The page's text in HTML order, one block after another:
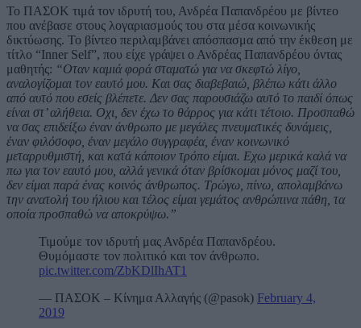
Το ΠΑΣΟΚ τιμά τον ιδρυτή του, Ανδρέα Παπανδρέου με βίντεο
που ανέβασε στους λογαριασμούς του στα μέσα κοινωνικής
δικτύωσης. Το βίντεο περιλαμβάνει απόσπασμα από την έκθεση με
τίτλο “Inner Self”, που είχε γράψει ο Ανδρέας Παπανδρέου όντας
μαθητής: “Οταν καμιά φορά σταματώ για να σκεφτώ λίγο,
αναλογίζομαι τον εαυτό μου. Και σας διαβεβαιώ, βλέπω κάτι άλλο
από αυτό που εσείς βλέπετε. Δεν σας παρουσιάζω αυτό το παιδί όπως
είναι στ’ αλήθεια. Οχι, δεν έχω το θάρρος για κάτι τέτοιο. Προσπαθώ
να σας επιδείξω έναν άνθρωπο με μεγάλες πνευματικές δυνάμεις,
έναν φιλόσοφο, έναν μεγάλο συγγραφέα, έναν κοινωνικό
μεταρρυθμιστή, και κατά κάποιον τρόπο είμαι. Εχω μερικά καλά να
πω για τον εαυτό μου, αλλά γενικά όταν βρίσκομαι μόνος μαζί του,
δεν είμαι παρά ένας κοινός άνθρωπος. Τρώγω, πίνω, απολαμβάνω
την ανατολή του ήλιου και τέλος είμαι γεμάτος ανθρώπινα πάθη, τα
οποία προσπαθώ να αποκρύψω.”
Τιμούμε τον ιδρυτή μας Ανδρέα Παπανδρέου.
Θυμόμαστε τον πολιτικό και τον άνθρωπο.
pic.twitter.com/ZbKDlIhAT1
— ΠΑΣΟΚ – Κίνημα Αλλαγής (@pasok) February 4,
2019